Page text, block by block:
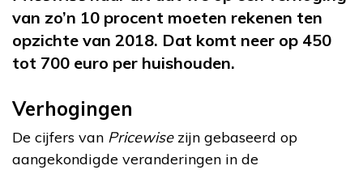
van zo’n 10 procent moeten rekenen ten
opzichte van 2018. Dat komt neer op 450
tot 700 euro per huishouden.
Verhogingen
De cijfers van Pricewisezijn gebaseerd op
aangekondigde veranderingen in de